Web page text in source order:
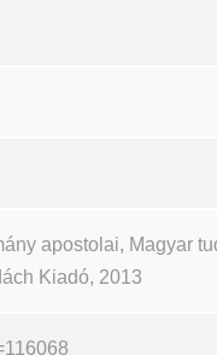
apostolai, Magyar
Kiadó, 2013